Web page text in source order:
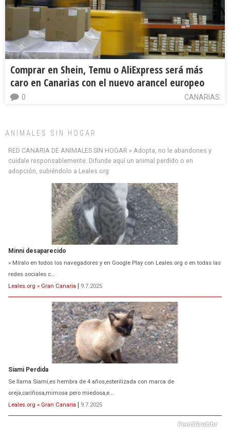
Comprar en Shein, Temu o AliExpress será más
caro en Canarias con el nuevo arancel europeo
CANARIAS
0
ANIMALES SIN HOGAR
RED CANARIA DE ANIMALES SIN HOGAR » Adopta, no le abandones y
cuídale responsablemente. Difunde aquí un animal perdido o en
adopción, subiéndolo a Leales.org
Minni desaparecido
» Míralo en todos los navegadores y en Google Play con Leales.org o en todas las
redes sociales c...
Leales.org » Gran Canaria | 9.7.2025
Siami Perdida
Se llama Siami,es hembra de 4 años,esterilizada con marca de
oreja,cariñosa,mimosa pero miedosa,e...
Leales.org » Gran Canaria | 9.7.2025